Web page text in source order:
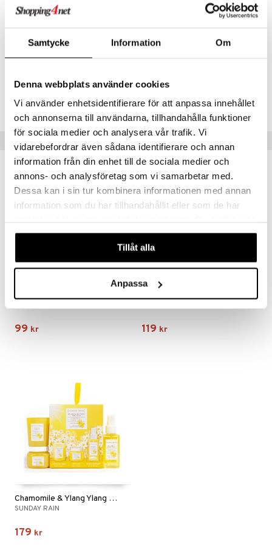
Samtycke Information Om
Denna webbplats använder cookies
Vi använder enhetsidentifierare för att anpassa innehållet
och annonserna till användarna, tillhandahålla funktioner
för sociala medier och analysera vår trafik. Vi
vidarebefordrar även sådana identifierare och annan
information från din enhet till de sociala medier och
annons- och analysföretag som vi samarbetar med.
Dessa kan i sin tur kombinera informationen med annan
information som du har tillhandahållit eller som de har
våra cookies vid fortsatt användande av vår webbplats.
Tillåt alla
Anpassa
Vinifera (Grape) Seed Oil, Anthemis Nobilis Flower Oil, Sodium
Hydroxide, Benzyl Salicylate, Citral, Citronellol, Coumarin, Limonene,
Artikelnr
Lägsta pris senaste 30 dagarna: 75 kr
Tips till dig
99 kr 119 kr
Chamomile & Ylang Ylang Relax & Restore Trio
SUNDAY RAIN
179 kr